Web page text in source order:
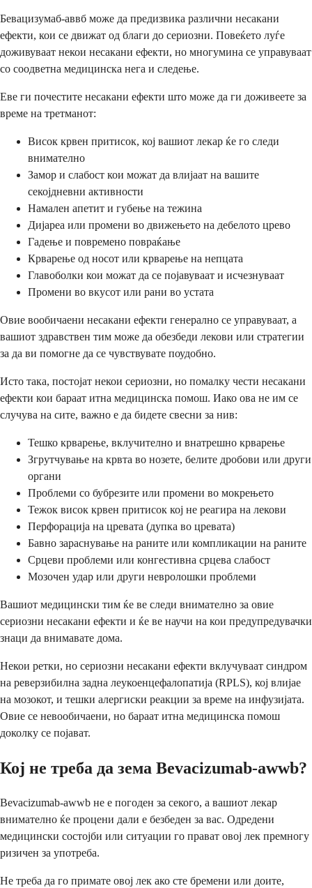
Бевацизумаб-аввб може да предизвика различни несакани
ефекти, кои се движат од благи до сериозни. Повеќето луѓе
доживуваат некои несакани ефекти, но многумина се управуваат
со соодветна медицинска нега и следење.
Еве ги почестите несакани ефекти што може да ги доживеете за
време на третманот:
Висок крвен притисок, кој вашиот лекар ќе го следи
внимателно
Замор и слабост кои можат да влијаат на вашите
секојдневни активности
Намален апетит и губење на тежина
Дијареа или промени во движењето на дебелото црево
Гадење и повремено повраќање
Крварење од носот или крварење на непцата
Главоболки кои можат да се појавуваат и исчезнуваат
Промени во вкусот или рани во устата
Овие вообичаени несакани ефекти генерално се управуваат, а
вашиот здравствен тим може да обезбеди лекови или стратегии
за да ви помогне да се чувствувате поудобно.
Исто така, постојат некои сериозни, но помалку чести несакани
ефекти кои бараат итна медицинска помош. Иако ова не им се
случува на сите, важно е да бидете свесни за нив:
Тешко крварење, вклучително и внатрешно крварење
Згрутчување на крвта во нозете, белите дробови или други
органи
Проблеми со бубрезите или промени во мокрењето
Тежок висок крвен притисок кој не реагира на лекови
Перфорација на цревата (дупка во цревата)
Бавно зараснување на раните или компликации на раните
Срцеви проблеми или конгестивна срцева слабост
Мозочен удар или други невролошки проблеми
Вашиот медицински тим ќе ве следи внимателно за овие
сериозни несакани ефекти и ќе ве научи на кои предупредувачки
знаци да внимавате дома.
Некои ретки, но сериозни несакани ефекти вклучуваат синдром
на реверзибилна задна леукоенцефалопатија (RPLS), кој влијае
на мозокот, и тешки алергиски реакции за време на инфузијата.
Овие се невообичаени, но бараат итна медицинска помош
доколку се појават.
Кој не треба да зема Bevacizumab-awwb?
Bevacizumab-awwb не е погоден за секого, а вашиот лекар
внимателно ќе процени дали е безбеден за вас. Одредени
медицински состојби или ситуации го прават овој лек премногу
ризичен за употреба.
Не треба да го примате овој лек ако сте бремени или доите,